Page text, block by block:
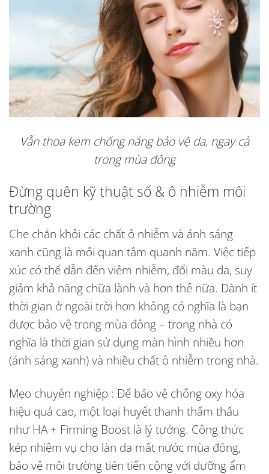
Vẫn thoa kem chống nắng bảo vệ da, ngay cả
trong mùa đông
Đừng quên kỹ thuật số & ô nhiễm môi
trường
Che chắn khỏi các chất ô nhiễm và ánh sáng
xanh cũng là mối quan tâm quanh năm. Việc tiếp
xúc có thể dẫn đến viêm nhiễm, đổi màu da, suy
giảm khả năng chữa lành và hơn thế nữa. Dành ít
thời gian ở ngoài trời hơn không có nghĩa là bạn
được bảo vệ trong mùa đông – trong nhà có
nghĩa là thời gian sử dụng màn hình nhiều hơn
(ánh sáng xanh) và nhiều chất ô nhiễm trong nhà.
Mẹo chuyên nghiệp : Để bảo vệ chống oxy hóa
hiệu quả cao, một loại huyết thanh thẩm thấu
như HA + Firming Boost là lý tưởng. Công thức
kép nhiệm vụ cho làn da mất nước mùa đông,
bảo vệ môi trường tiên tiến cộng với dưỡng ẩm